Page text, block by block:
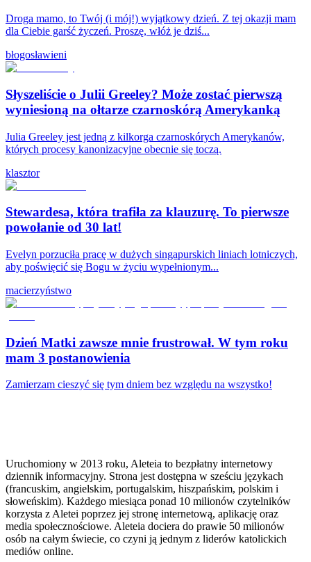
Droga mamo, to Twój (i mój!) wyjątkowy dzień. Z tej okazji mam
dla Ciebie garść życzeń. Proszę, włóż je dziś...
błogosławieni
Słyszeliście o Julii Greeley? Może zostać pierwszą
wyniesioną na ołtarze czarnoskórą Amerykanką
Julia Greeley jest jedną z kilkorga czarnoskórych Amerykanów,
których procesy kanonizacyjne obecnie się toczą.
klasztor
Stewardesa, która trafiła za klauzurę. To pierwsze
powołanie od 30 lat!
Evelyn porzuciła pracę w dużych singapurskich liniach lotniczych,
aby poświęcić się Bogu w życiu wypełnionym...
macierzyństwo
Dzień Matki zawsze mnie frustrował. W tym roku
mam 3 postanowienia
Zamierzam cieszyć się tym dniem bez względu na wszystko!
Uruchomiony w 2013 roku, Aleteia to bezpłatny internetowy
dziennik informacyjny. Strona jest dostępna w sześciu językach
(francuskim, angielskim, portugalskim, hiszpańskim, polskim i
słoweńskim). Każdego miesiąca ponad 10 milionów czytelników
korzysta z Aletei poprzez jej stronę internetową, aplikację oraz
media społecznościowe. Aleteia dociera do prawie 50 milionów
osób na całym świecie, co czyni ją jednym z liderów katolickich
mediów online.